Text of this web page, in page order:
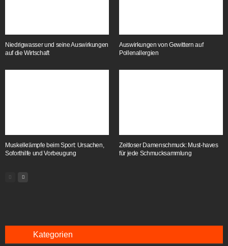
Niedrigwasser und seine Auswirkungen
auf die Wirtschaft
Auswirkungen von Gewittern auf
Pollenallergien
Muskelkrämpfe beim Sport: Ursachen,
Soforthilfe und Vorbeugung
Zeitloser Damenschmuck: Must-haves
für jede Schmucksammlung
Kategorien